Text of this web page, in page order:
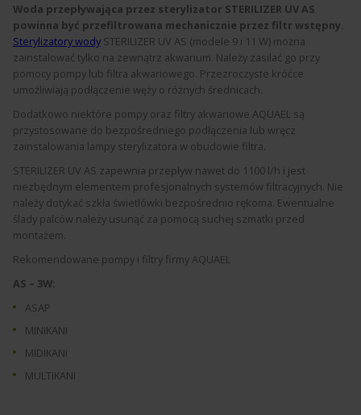
Woda przepływająca przez sterylizator STERILIZER UV AS
powinna być przefiltrowana mechanicznie przez filtr wstępny.
Sterylizatory wody STERILIZER UV AS (modele 9 i 11 W) można
zainstalować tylko na zewnątrz akwarium. Należy zasilać go przy
pomocy pompy lub filtra akwariowego. Przezroczyste króćce
umożliwiają podłączenie węży o różnych średnicach.
Dodatkowo niektóre pompy oraz filtry akwariowe AQUAEL są
przystosowane do bezpośredniego podłączenia lub wręcz
zainstalowania lampy sterylizatora w obudowie filtra.
STERILIZER UV AS zapewnia przepływ nawet do 1100 l/h i jest
niezbędnym elementem profesjonalnych systemów filtracyjnych. Nie
należy dotykać szkła świetlówki bezpośrednio rękoma. Ewentualne
ślady palców należy usunąć za pomocą suchej szmatki przed
montażem.
Rekomendowane pompy i filtry firmy AQUAEL
AS – 3W:
ASAP
MINIKANI
MIDIKANi
MULTIKANI